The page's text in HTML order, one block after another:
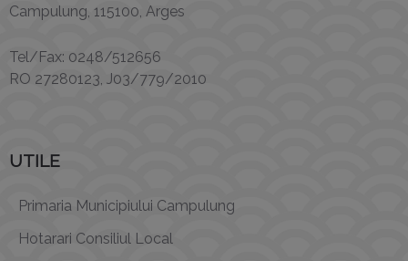
Campulung, 115100, Arges
Tel/Fax: 0248/512656
RO 27280123, J03/779/2010
UTILE
Primaria Municipiului Campulung
Hotarari Consiliul Local